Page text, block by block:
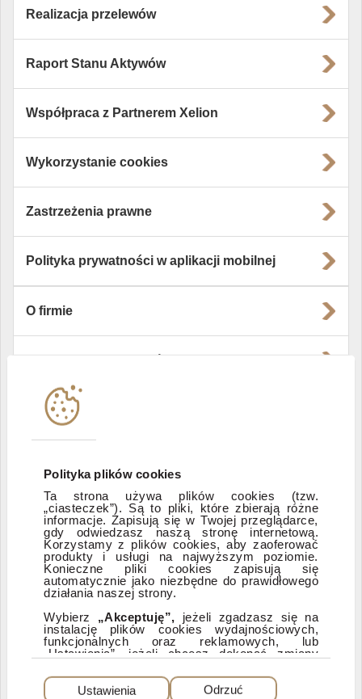
Polityka plików cookies
Ta strona używa plików cookies (tzw.
„ciasteczek”). Są to pliki, które zbierają różne
informacje. Zapisują się w Twojej przeglądarce,
gdy odwiedzasz naszą stronę internetową.
Korzystamy z plików cookies, aby zaoferować
produkty i usługi na najwyższym poziomie.
Konieczne pliki cookies zapisują się
automatycznie jako niezbędne do prawidłowego
działania naszej strony.
Wybierz „Akceptuję”, jeżeli zgadzasz się na
instalację plików cookies wydajnościowych,
funkcjonalnych oraz reklamowych, lub
„Ustawienia”, jeżeli chcesz dokonać zmiany
Dzięki plikom cookies możemy: udostępniać
Ustawienia Odrzuć
Realizacja przelewów
Raport Stanu Aktywów
Współpraca z Partnerem Xelion
Wykorzystanie cookies
Zastrzeżenia prawne
Polityka prywatności w aplikacji mobilnej
O firmie
Instytucje współpracujące
Zastrzeżenia prawne
ESG
PEŁNA WERSJA SERWISU